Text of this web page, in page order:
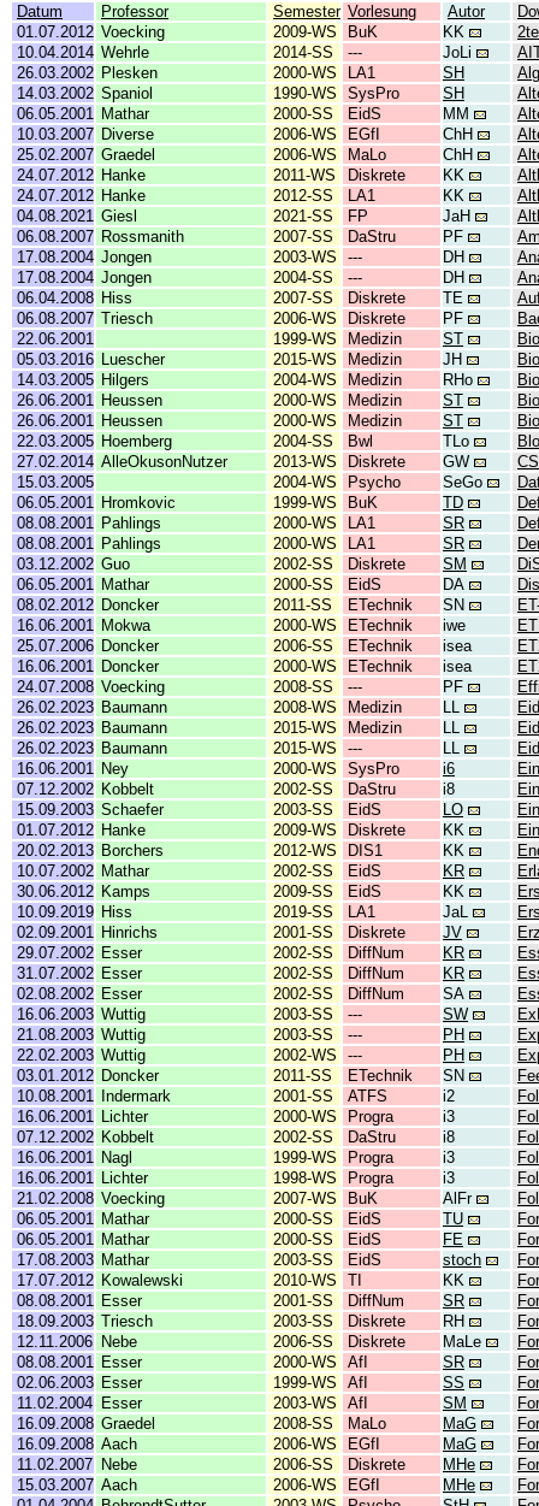
Datum Professor Semester Vorlesung Autor
01.07.2012 Voecking 2009-WS BuK KK
10.04.2014 Wehrle 2014-SS --- JoLi
26.03.2002 Plesken 2000-WS LA1 SH
14.03.2002 Spaniol 1990-WS SysPro SH
06.05.2001
Mathar 2000-SS EidS MM
10.03.2007 Diverse 2006-WS EGfI ChH
25.02.2007 Graedel 2006-WS MaLo ChH
24.07.2012 Hanke 2011-WS Diskrete KK
24.07.2012 Hanke 2012-SS LA1 KK
04.08.2021 Giesl 2021-SS FP JaH
06.08.2007 Rossmanith 2007-SS DaStru PF
17.08.2004 Jongen 2003-WS --- DH
17.08.2004 Jongen 2004-SS --- DH
06.04.2008 Hiss 2007-SS Diskrete TE
06.08.2007 Triesch 2006-WS Diskrete PF
22.06.2001
1999-WS Medizin ST
05.03.2016
Luescher 2015-WS Medizin JH
14.03.2005 Hilgers 2004-WS Medizin RHo
26.06.2001
Heussen 2000-WS Medizin ST
26.06.2001
Heussen 2000-WS Medizin ST
22.03.2005 Hoemberg 2004-SS Bwl TLo
27.02.2014 AlleOkusonNutzer 2013-WS Diskrete GW
15.03.2005
2004-WS Psycho SeGo
06.05.2001
Hromkovic 1999-WS BuK TD
08.08.2001
Pahlings 2000-WS LA1 SR
08.08.2001
Pahlings 2000-WS LA1 SR
03.12.2002 Guo 2002-SS Diskrete SM
06.05.2001
Mathar 2000-SS EidS DA
08.02.2012 Doncker 2011-SS ETechnik SN
16.06.2001
Mokwa 2000-WS ETechnik iwe
25.07.2006 Doncker 2006-SS ETechnik isea
16.06.2001
Doncker 2000-WS ETechnik isea
24.07.2008 Voecking 2008-SS --- PF
26.02.2023 Baumann 2008-WS Medizin
26.02.2023 Baumann 2015-WS Medizin
26.02.2023 Baumann 2015-WS ---
16.06.2001
Ney 2000-WS SysPro i6
07.12.2002 Kobbelt 2002-SS DaStru i8
15.09.2003 Schaefer 2003-SS EidS LO
01.07.2012 Hanke 2009-WS Diskrete KK
20.02.2013 Borchers 2012-WS DIS1 KK
10.07.2002 Mathar 2002-SS EidS KR
30.06.2012 Kamps 2009-SS EidS KK
10.09.2019 Hiss 2019-SS LA1 JaL
02.09.2001
Hinrichs 2001-SS Diskrete JV
29.07.2002 Esser 2002-SS DiffNum KR
31.07.2002 Esser 2002-SS DiffNum KR
02.08.2002 Esser 2002-SS DiffNum SA
16.06.2003 Wuttig 2003-SS --- SW
21.08.2003 Wuttig 2003-SS --- PH
22.02.2003 Wuttig 2002-WS --- PH
03.01.2012 Doncker 2011-SS ETechnik SN
10.08.2001
Indermark 2001-SS ATFS i2
16.06.2001
Lichter 2000-WS Progra i3
07.12.2002 Kobbelt 2002-SS DaStru i8
16.06.2001
Nagl 1999-WS Progra i3
16.06.2001
Lichter 1998-WS Progra i3
21.02.2008 Voecking 2007-WS BuK AlFr
06.05.2001
Mathar 2000-SS EidS TU
06.05.2001
Mathar 2000-SS EidS FE
17.08.2003 Mathar 2003-SS EidS stoch
17.07.2012 Kowalewski 2010-WS TI KK
08.08.2001
Esser 2001-SS DiffNum SR
18.09.2003 Triesch 2003-SS Diskrete RH
12.11.2006 Nebe 2006-SS Diskrete MaLe
08.08.2001
Esser 2000-WS AfI SR
02.06.2003 Esser 1999-WS AfI SS
11.02.2004 Esser 2003-WS AfI SM
16.09.2008 Graedel 2008-SS MaLo MaG
16.09.2008 Aach 2006-WS EGfI MaG
11.02.2007 Nebe 2006-SS Diskrete MHe
15.03.2007 Aach 2006-WS EGfI MHe